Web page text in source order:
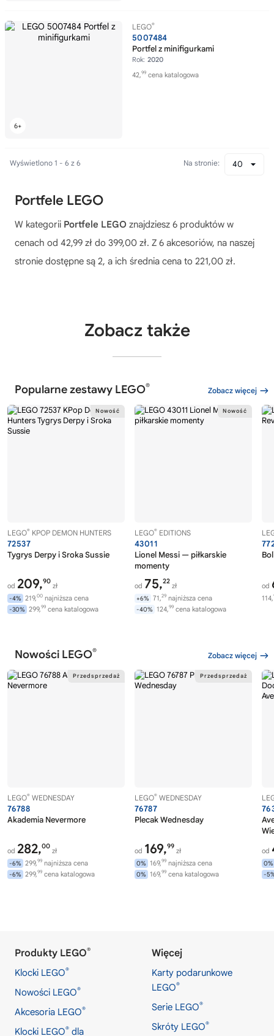
LEGO®
5007484
Portfel z minifigurkami
Rok: 2020
42,99 cena katalogowa
Wyświetlono 1 - 6 z 6 40
Na stronie:
Portfele LEGO
W kategorii Portfele LEGO znajdziesz 6 produktów w
cenach od 42,99 zł do 399,00 zł. Z 6 akcesoriów, na naszej
stronie dostępne są 2, a ich średnia cena to 221,00 zł.
Zobacz także
Popularne zestawy LEGO® Zobacz więcej
LEGO® KPOP DEMON HUNTERS
72537
Tygrys Derpy i Sroka Sussie
od 209,90
zł
-4% 219,00 najniższa cena
-30% 299,99 cena katalogowa
LEGO® EDITIONS
43011
Lionel Messi — piłkarskie
momenty
od 75,22
zł
+6% 71,29 najniższa cena
-40% 124,99 cena katalogowa
od
114,
Nowości LEGO® Zobacz więcej
LEGO® WEDNESDAY
76788
Akademia Nevermore
od 282,00
zł
-6% 299,99 najniższa cena
-6% 299,99 cena katalogowa
LEGO® WEDNESDAY
76787
Plecak Wednesday
od 169,99
zł
0% 169,99 najniższa cena
0% 169,99 cena katalogowa
od
0%
-
Produkty LEGO®
Klocki LEGO®
Nowości LEGO®
Akcesoria LEGO®
Klocki LEGO® dla
Więcej
Karty podarunkowe
LEGO®
Serie LEGO®
Skróty LEGO®